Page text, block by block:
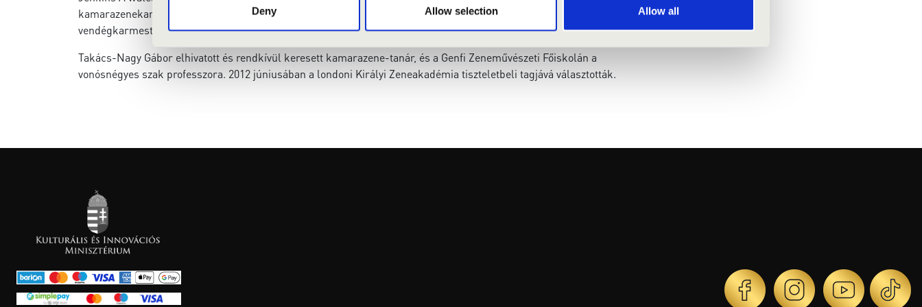
Deny Allow selection Allow all
kamarazenekara, a Manchester Camerata zenei igazgatója, 2012-ben pedig a Budapesti Fesztiválzenekar első
vendégkarmestere lett. 2013 januárjában kinevezték az Ír Kamarazenekar zeneigazgatójának.
Takács-Nagy Gábor elhivatott és rendkívül keresett kamarazene-tanár, és a Genfi Zeneművészeti Főiskolán a
vonósnégyes szak professzora. 2012 júniusában a londoni Királyi Zeneakadémia tiszteletbeli tagjává választották.